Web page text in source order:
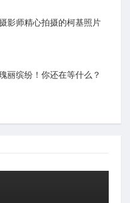
影师精心拍摄的柯基照片
丽缤纷！你还在等什么？